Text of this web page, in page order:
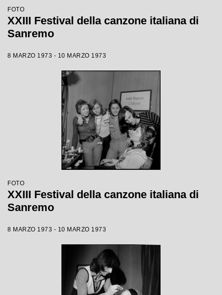
FOTO
XXIII Festival della canzone italiana di
Sanremo
8 MARZO 1973 - 10 MARZO 1973
FOTO
XXIII Festival della canzone italiana di
Sanremo
8 MARZO 1973 - 10 MARZO 1973